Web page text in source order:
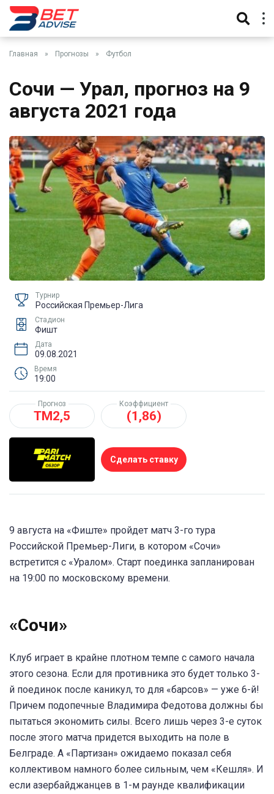
Главная » Прогнозы » Футбол
Сочи — Урал, прогноз на 9
августа 2021 года
Турнир
Российская Премьер-Лига
Стадион
Фишт
Дата
09.08.2021
Время
19:00
Прогноз
ТМ2,5
Коэффициент
(1,86)
Сделать ставку
9 августа на «Фиште» пройдет матч 3-го тура
Российской Премьер-Лиги, в котором «Сочи»
встретится с «Уралом». Старт поединка запланирован
на 19:00 по московскому времени.
«Сочи»
Клуб играет в крайне плотном темпе с самого начала
этого сезона. Если для противника это будет только 3-
й поединок после каникул, то для «барсов» — уже 6-й!
Причем подопечные Владимира Федотова должны бы
пытаться экономить силы. Всего лишь через 3-е суток
после этого матча придется выходить на поле в
Белграде. А «Партизан» ожидаемо показал себя
коллективом намного более сильным, чем «Кешля». И
если азербайджанцев в 1-м раунде квалификации